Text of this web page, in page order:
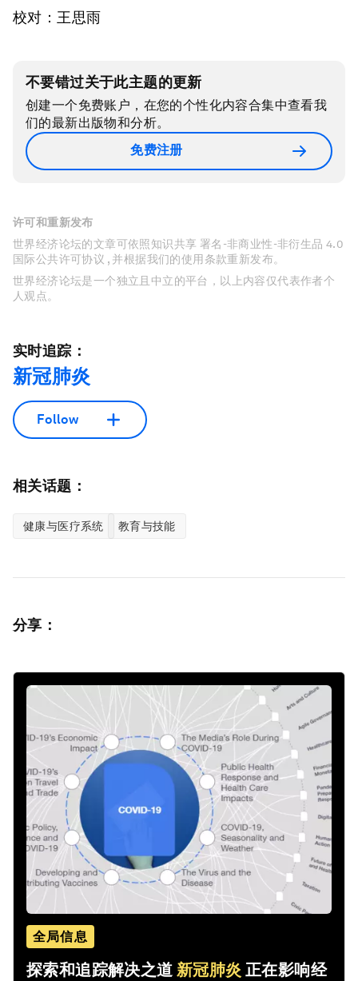
校对：王思雨
不要错过关于此主题的更新
创建一个免费账户，在您的个性化内容合集中查看我
们的最新出版物和分析。
免费注册
许可和重新发布
世界经济论坛的文章可依照知识共享 署名-非商业性-非衍生品 4.0
国际公共许可协议 , 并根据我们的使用条款重新发布。
世界经济论坛是一个独立且中立的平台，以上内容仅代表作者个
人观点。
实时追踪：
新冠肺炎
Follow
相关话题：
健康与医疗系统 教育与技能
分享：
全局信息
探索和追踪解决之道新冠肺炎 正在影响经